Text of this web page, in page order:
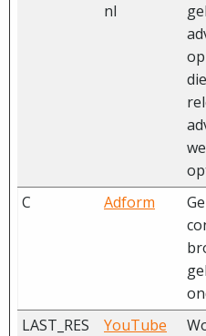
nl
C Adform
LAST_RES
YouTube